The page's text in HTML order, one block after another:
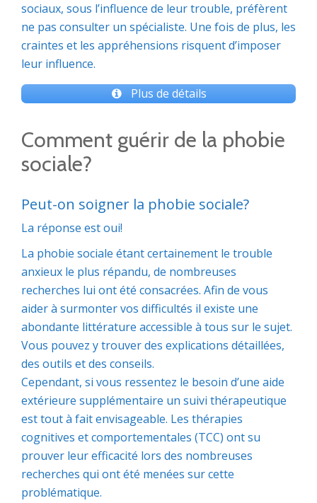
sociaux, sous l’influence de leur trouble, préfèrent
ne pas consulter un spécialiste. Une fois de plus, les
craintes et les appréhensions risquent d’imposer
leur influence.
Plus de détails
Comment guérir de la phobie
sociale?
Peut-on soigner la phobie sociale?
La réponse est oui!
La phobie sociale étant certainement le trouble
anxieux le plus répandu, de nombreuses
recherches lui ont été consacrées. Afin de vous
aider à surmonter vos difficultés il existe une
abondante littérature accessible à tous sur le sujet.
Vous pouvez y trouver des explications détaillées,
des outils et des conseils.
Cependant, si vous ressentez le besoin d’une aide
extérieure supplémentaire un suivi thérapeutique
est tout à fait envisageable. Les thérapies
cognitives et comportementales (TCC) ont su
prouver leur efficacité lors des nombreuses
recherches qui ont été menées sur cette
problématique.